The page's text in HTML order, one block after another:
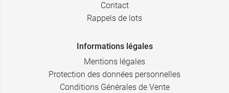
Contact
Rappels de lots
Informations légales
Mentions légales
Protection des données personnelles
Conditions Générales de Vente